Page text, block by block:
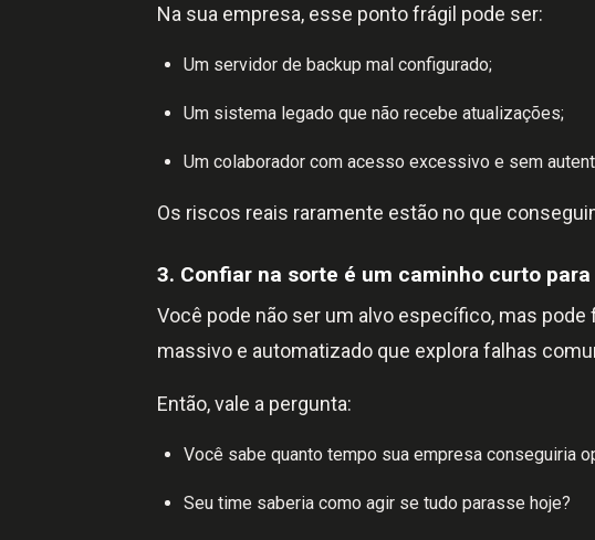
Na sua empresa, esse ponto frágil pode ser:
Um servidor de backup mal configurado;
Um sistema legado que não recebe atualizações;
Um colaborador com acesso excessivo e sem
Os riscos reais raramente estão no que
3. Confiar na sorte é um caminho curto
Você pode não ser um alvo específico, mas
massivo e automatizado que explora falhas
Então, vale a pergunta:
Você sabe quanto tempo sua empresa conseguiria
Seu time saberia como agir se tudo parasse hoje?